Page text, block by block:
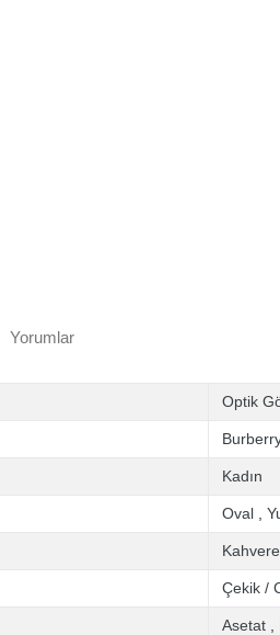
Yorumlar
Optik
Kadın
Oval
Çekik /
Asetat